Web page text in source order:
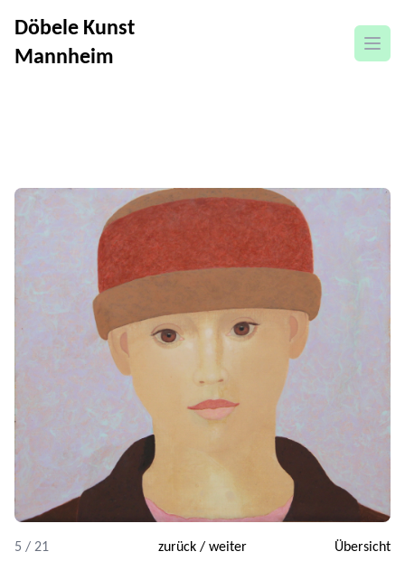
Döbele Kunst
Mannheim
5 / 21 zurück/ weiter Übersicht